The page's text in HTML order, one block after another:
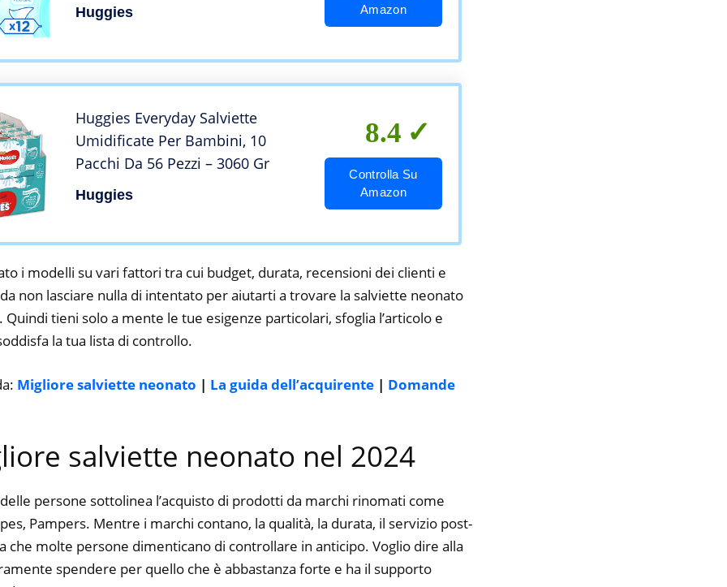
Huggies
Amazon
Huggies Everyday Salviette
Umidificate Per Bambini, 10
Pacchi Da 56 Pezzi – 3060 Gr
Huggies
8.4
Controlla Su
Amazon
i modelli su vari fattori tra cui budget, durata, recensioni dei clienti e
non lasciare nulla di intentato per aiutarti a trovare la salviette neonato
Quindi tieni solo a mente le tue esigenze particolari, sfoglia l’articolo e
la tua lista di controllo.
Migliore salviette neonato | La guida dell’acquirente | Domande
salviette neonato nel 2024
persone sottolinea l’acquisto di prodotti da marchi rinomati come
Pampers. Mentre i marchi contano, la qualità, la durata, il servizio post-
che molte persone dimenticano di controllare in anticipo. Voglio dire alla
spendere per quello che è abbastanza forte e ha il supporto